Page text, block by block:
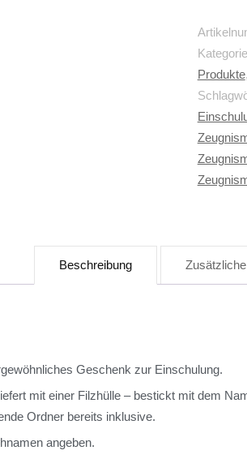
Produkte,
Beschreibung
Geschenk zur Einschulung.
mit einer Filzhülle – bestickt mit dem
Ordner bereits inklusive.
angeben.